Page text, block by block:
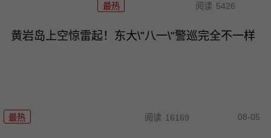
最热 阅读 5426
黄岩岛上空惊雷起！东大\"八一\"警巡完全不一样
最热 阅读 16169 08-05